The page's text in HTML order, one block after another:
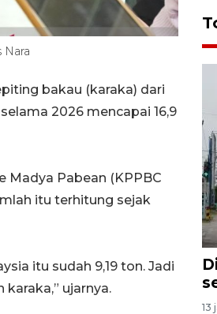
bakau (karaka) dari
2026 mencapai 16,9
Madya Pabean (KPPBC
itu terhitung sejak
itu sudah 9,19 ton. Jadi
ujarnya.
13